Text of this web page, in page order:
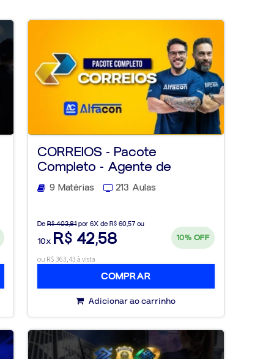
CORREIOS - Pacote
Completo - Agente de
Correios da E...
9 Matérias 213 Aulas
DeR$ 403,81por 6X de R$ 60,57 ou
10x R$ 42,58 10% OFF
ou R$ 363,43 à vista
COMPRAR
Adicionar ao carrinho